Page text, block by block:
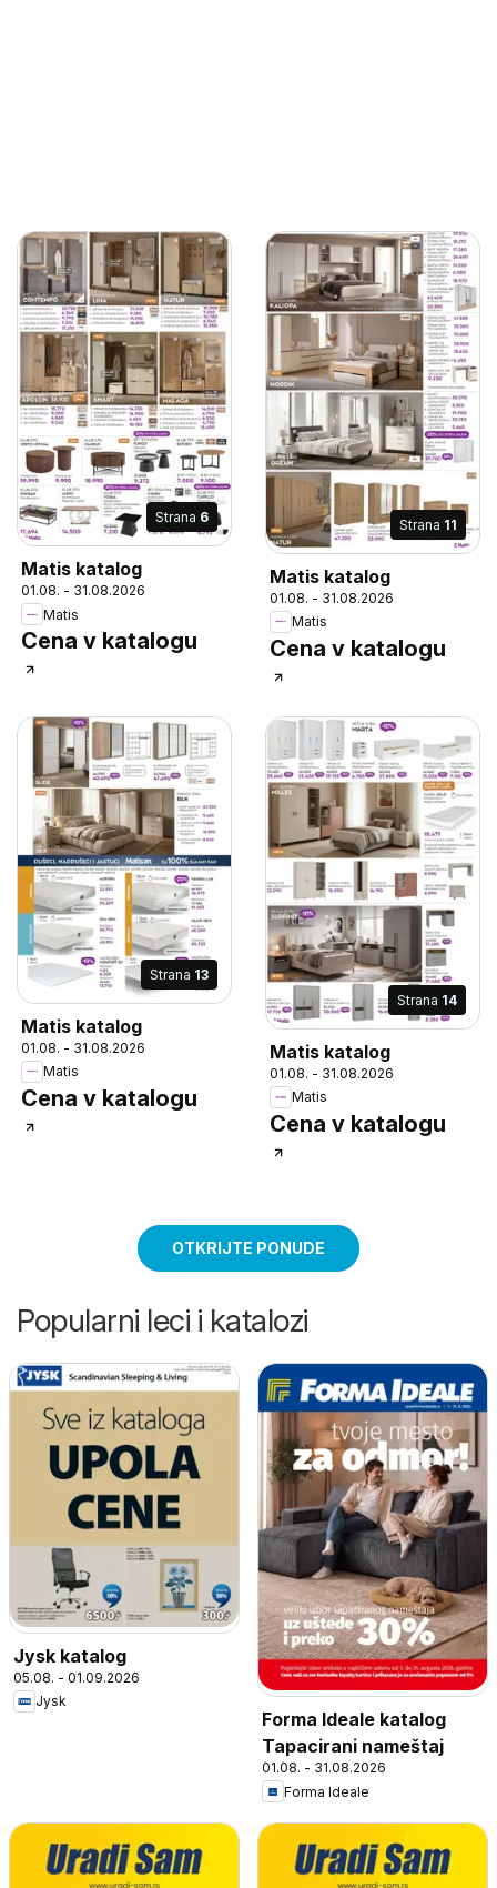
Strana 6
Matis katalog
01.08. - 31.08.2026
Matis
Cena v katalogu
Strana 11
Matis katalog
01.08. - 31.08.2026
Matis
Cena v katalogu
Strana 13
Matis katalog
01.08. - 31.08.2026
Matis
Cena v katalogu
Strana 14
Matis katalog
01.08. - 31.08.2026
Matis
Cena v katalogu
OTKRIJTE PONUDE
Popularni leci i katalozi
Jysk katalog
05.08. - 01.09.2026
Jysk
Forma Ideale katalog
Tapacirani nameštaj
01.08. - 31.08.2026
Forma Ideale